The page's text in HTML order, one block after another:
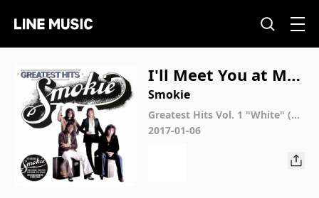
I'll Meet You at Mid
night
Smokie
Greatest Hits Vol. 1 "White" (Ne
w Extended Version)
2017-01-06